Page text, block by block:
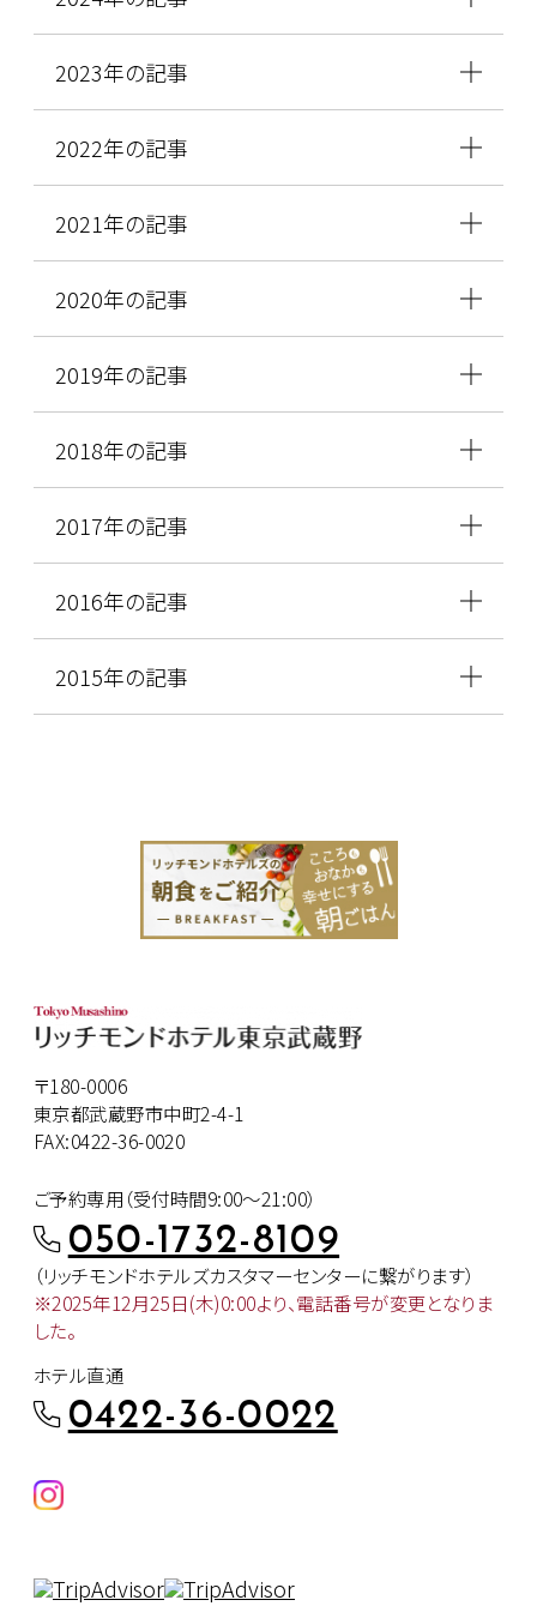
2023年の記事
2022年の記事
2021年の記事
2020年の記事
2019年の記事
2018年の記事
2017年の記事
2016年の記事
2015年の記事
〒180-0006
東京都武蔵野市中町2-4-1
FAX:0422-36-0020
ご予約専用（受付時間9:00～21:00）
050-1732-8109
（リッチモンドホテルズカスタマーセンターに繋がります）
※2025年12月25日(木)0:00より、電話番号が変更となりま
した。
ホテル直通
0422-36-0022